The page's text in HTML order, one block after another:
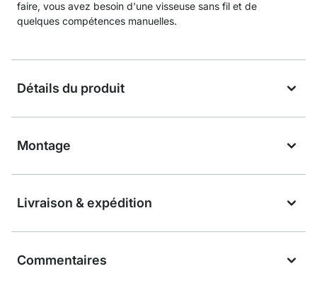
faire, vous avez besoin d'une visseuse sans fil et de
quelques compétences manuelles.
Détails du produit
Montage
Livraison & expédition
Commentaires